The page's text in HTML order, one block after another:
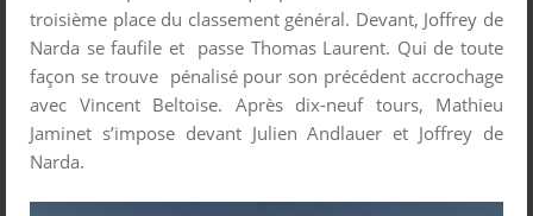
troisième place du classement général. Devant, Joffrey de
Narda se faufile et passe Thomas Laurent. Qui de toute
façon se trouve pénalisé pour son précédent accrochage
avec Vincent Beltoise. Après dix-neuf tours, Mathieu
Jaminet s’impose devant Julien Andlauer et Joffrey de
Narda.